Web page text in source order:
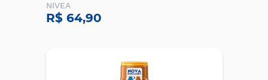
NIVEA
R$ 64,90